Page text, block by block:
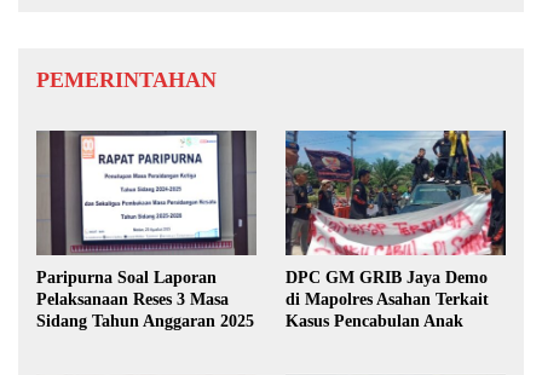
PEMERINTAHAN
Paripurna Soal Laporan
Pelaksanaan Reses 3 Masa
Sidang Tahun Anggaran 2025
DPC GM GRIB Jaya Demo
di Mapolres Asahan Terkait
Kasus Pencabulan Anak